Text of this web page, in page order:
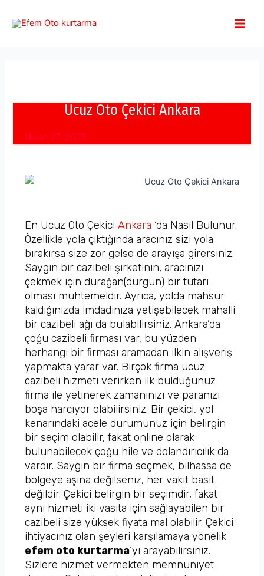
atla
Ucuz Oto Çekici Ankara
Nisan 27, 2023
En Ucuz Oto ÇekiciAnkara ‘da Nasıl Bulunur.
Özellikle yola çıktığında aracınız sizi yola
bırakırsa size zor gelse de arayışa girersiniz.
Saygın bir cazibeli şirketinin, aracınızı
çekmek için durağan(durgun) bir tutarı
olması muhtemeldir. Ayrıca, yolda mahsur
kaldığınızda imdadınıza yetişebilecek mahalli
bir cazibeli ağı da bulabilirsiniz. Ankara’da
çoğu cazibeli firması var, bu yüzden
herhangi bir firması aramadan ilkin alışveriş
yapmakta yarar var. Birçok firma ucuz
cazibeli hizmeti verirken ilk bulduğunuz
firma ile yetinerek zamanınızı ve paranızı
boşa harcıyor olabilirsiniz. Bir çekici, yol
kenarındaki acele durumunuz için belirgin
bir seçim olabilir, fakat online olarak
bulunabilecek çoğu hile ve dolandırıcılık da
vardır. Saygın bir firma seçmek, bilhassa de
bölgeye aşina değilseniz, her vakit basit
değildir. Çekici belirgin bir seçimdir, fakat
aynı hizmeti iki vasıta için sağlayabilen bir
cazibeli size yüksek fiyata mal olabilir. Çekici
ihtiyacınız olan şeyleri karşılamaya yönelik
efem oto kurtarma’yı arayabilirsiniz.
Sizlere hizmet vermekten memnuniyet